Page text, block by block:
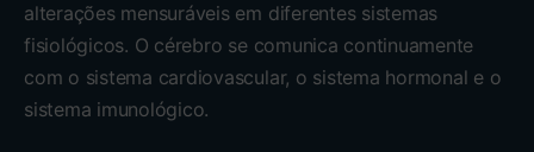
alterações mensuráveis em diferentes sistemas
fisiológicos. O cérebro se comunica continuamente
com o sistema cardiovascular, o sistema hormonal e o
sistema imunológico.